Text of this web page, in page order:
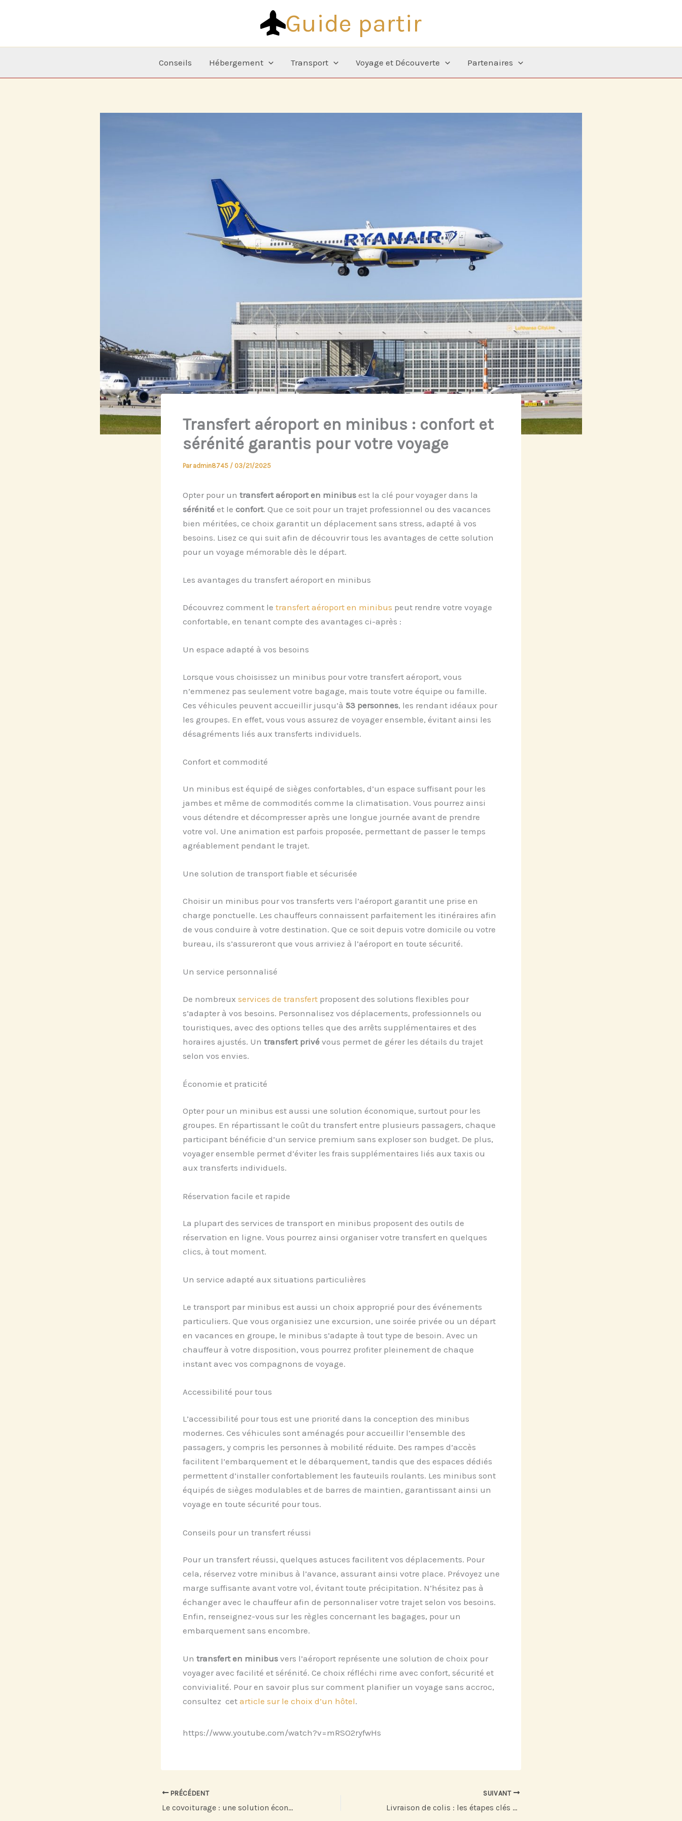
Guide partir
Conseils Hébergement Transport Voyage et Découverte Partenaires
Transfert aéroport en minibus : confort et
sérénité garantis pour votre voyage
Par admin8745 / 03/21/2025
Opter pour un transfert aéroport en minibusest la clé pour voyager dans la
sérénitéet le confort. Que ce soit pour un trajet professionnel ou des vacances
bien méritées, ce choix garantit un déplacement sans stress, adapté à vos
besoins. Lisez ce qui suit afin de découvrir tous les avantages de cette solution
pour un voyage mémorable dès le départ.
Les avantages du transfert aéroport en minibus
Découvrez comment le transfert aéroport en minibus peut rendre votre voyage
confortable, en tenant compte des avantages ci-après :
Un espace adapté à vos besoins
Lorsque vous choisissez un minibus pour votre transfert aéroport, vous
n’emmenez pas seulement votre bagage, mais toute votre équipe ou famille.
Ces véhicules peuvent accueillir jusqu’à 53 personnes, les rendant idéaux pour
les groupes. En effet, vous vous assurez de voyager ensemble, évitant ainsi les
désagréments liés aux transferts individuels.
Confort et commodité
Un minibus est équipé de sièges confortables, d’un espace suffisant pour les
jambes et même de commodités comme la climatisation. Vous pourrez ainsi
vous détendre et décompresser après une longue journée avant de prendre
votre vol. Une animation est parfois proposée, permettant de passer le temps
agréablement pendant le trajet.
Une solution de transport fiable et sécurisée
Choisir un minibus pour vos transferts vers l’aéroport garantit une prise en
charge ponctuelle. Les chauffeurs connaissent parfaitement les itinéraires afin
de vous conduire à votre destination. Que ce soit depuis votre domicile ou votre
bureau, ils s’assureront que vous arriviez à l’aéroport en toute sécurité.
Un service personnalisé
De nombreux services de transfertproposent des solutions flexibles pour
s’adapter à vos besoins. Personnalisez vos déplacements, professionnels ou
touristiques, avec des options telles que des arrêts supplémentaires et des
horaires ajustés. Un transfert privévous permet de gérer les détails du trajet
selon vos envies.
Économie et praticité
Opter pour un minibus est aussi une solution économique, surtout pour les
groupes. En répartissant le coût du transfert entre plusieurs passagers, chaque
participant bénéficie d’un service premium sans exploser son budget. De plus,
voyager ensemble permet d’éviter les frais supplémentaires liés aux taxis ou
aux transferts individuels.
Réservation facile et rapide
La plupart des services de transport en minibus proposent des outils de
réservation en ligne. Vous pourrez ainsi organiser votre transfert en quelques
clics, à tout moment.
Un service adapté aux situations particulières
Le transport par minibus est aussi un choix approprié pour des événements
particuliers. Que vous organisiez une excursion, une soirée privée ou un départ
en vacances en groupe, le minibus s’adapte à tout type de besoin. Avec un
chauffeur à votre disposition, vous pourrez profiter pleinement de chaque
instant avec vos compagnons de voyage.
Accessibilité pour tous
L’accessibilité pour tous est une priorité dans la conception des minibus
modernes. Ces véhicules sont aménagés pour accueillir l’ensemble des
passagers, y compris les personnes à mobilité réduite. Des rampes d’accès
facilitent l’embarquement et le débarquement, tandis que des espaces dédiés
permettent d’installer confortablement les fauteuils roulants. Les minibus sont
équipés de sièges modulables et de barres de maintien, garantissant ainsi un
voyage en toute sécurité pour tous.
Conseils pour un transfert réussi
Pour un transfert réussi, quelques astuces facilitent vos déplacements. Pour
cela, réservez votre minibus à l’avance, assurant ainsi votre place. Prévoyez une
marge suffisante avant votre vol, évitant toute précipitation. N’hésitez pas à
échanger avec le chauffeur afin de personnaliser votre trajet selon vos besoins.
Enfin, renseignez-vous sur les règles concernant les bagages, pour un
embarquement sans encombre.
Un transfert en minibusvers l’aéroport représente une solution de choix pour
voyager avec facilité et sérénité. Ce choix réfléchi rime avec confort, sécurité et
convivialité. Pour en savoir plus sur comment planifier un voyage sans accroc,
consultez cet article sur le choix d’un hôtel.
https://www.youtube.com/watch?v=mRSO2ryfwHs
PRÉCÉDENT
Le covoiturage : une solution économique et écologique pour vos trajets
SUIVANT
Livraison de colis : les étapes clés pour un envoi réussi